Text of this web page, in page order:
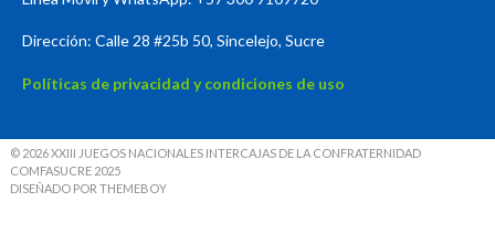
Dirección: Calle 28 #25b 50, Sincelejo, Sucre
Políticas de privacidad y condiciones de uso
© 2026 XXIII JUEGOS NACIONALES INTERCAJAS DE LA CONFRATERNIDAD
COMFASUCRE 2025
DISEÑADO POR THEMEBOY